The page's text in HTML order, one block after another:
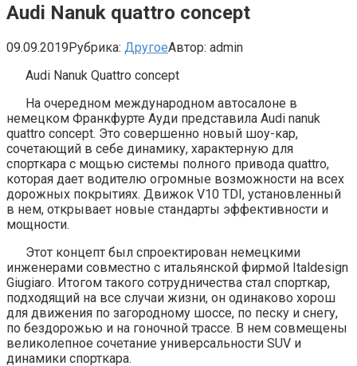
Audi Nanuk quattro concept
09.09.2019Рубрика: ДругоеАвтор: admin
Audi Nanuk Quattro concept
На очередном международном автосалоне в
немецком Франкфурте Ауди представила Audi nanuk
quattro concept. Это совершенно новый шоу-кар,
сочетающий в себе динамику, характерную для
спорткара с мощью системы полного привода quattro,
которая дает водителю огромные возможности на всех
дорожных покрытиях. Движок V10 TDI, установленный
в нем, открывает новые стандарты эффективности и
мощности.
Этот концепт был спроектирован немецкими
инженерами совместно с итальянской фирмой Italdesign
Giugiaro. Итогом такого сотрудничества стал спорткар,
подходящий на все случаи жизни, он одинаково хорош
для движения по загородному шоссе, по песку и снегу,
по бездорожью и на гоночной трассе. В нем совмещены
великолепное сочетание универсальности SUV и
динамики спорткара.